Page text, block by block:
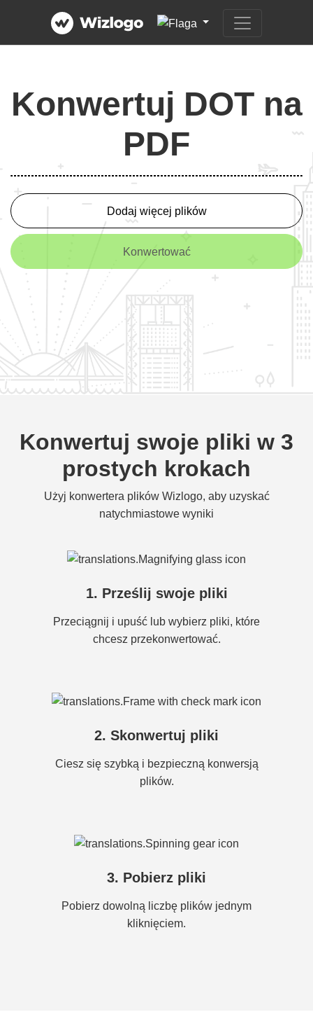
Konwertuj DOT na
PDF
Dodaj więcej plików
Konwertować
Konwertuj swoje pliki w 3
prostych krokach
Użyj konwertera plików Wizlogo, aby uzyskać
natychmiastowe wyniki
1. Prześlij swoje pliki
Przeciągnij i upuść lub wybierz pliki, które
chcesz przekonwertować.
2. Skonwertuj pliki
Ciesz się szybką i bezpieczną konwersją
plików.
3. Pobierz pliki
Pobierz dowolną liczbę plików jednym
kliknięciem.